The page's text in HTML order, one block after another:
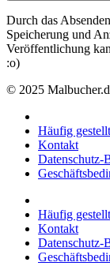
Durch das
Speicherung und
Veröffentlichung
:o)
© 2025
Häufig
Kontakt
Datenschutz-
Häufig
Kontakt
Datenschutz-